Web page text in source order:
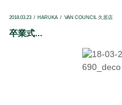
2018.03.23 HARUKA VAN COUNCIL 久居店
卒業式...